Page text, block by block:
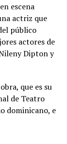
escena
actriz que
público
actores de
Dipton y
que es su
de Teatro
dominicano, e